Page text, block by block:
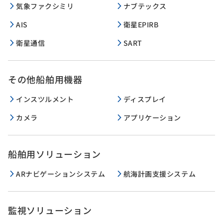
気象ファクシミリ
ナブテックス
AIS
衛星EPIRB
衛星通信
SART
その他船舶用機器
インスツルメント
ディスプレイ
カメラ
アプリケーション
船舶用ソリューション
ARナビゲーションシステム 航海計画支援システム
監視ソリューション